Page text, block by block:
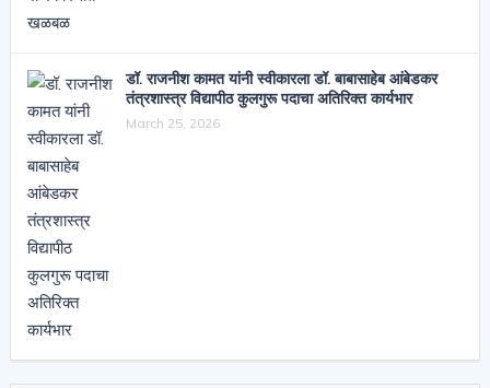
डॉ. राजनीश कामत यांनी स्वीकारला डॉ. बाबासाहेब आंबेडकर
तंत्रशास्त्र विद्यापीठ कुलगुरू पदाचा अतिरिक्त कार्यभार
March 25, 2026